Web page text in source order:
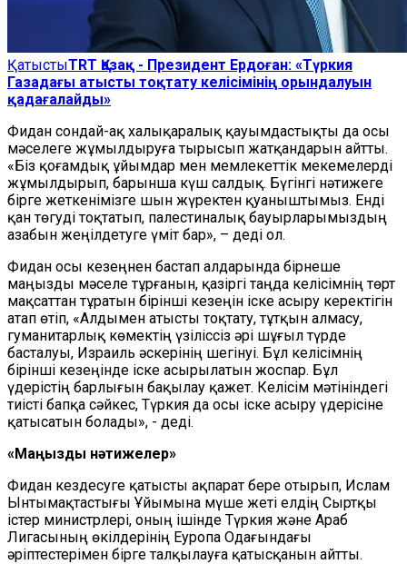
ҚатыстыTRT Қазақ - Президент Ердоған: «Түркия
Газадағы атысты тоқтату келісімінің орындалуын
қадағалайды»
Фидан сондай-ақ халықаралық қауымдастықты да осы
мәселеге жұмылдыруға тырысып жатқандарын айтты.
«Біз қоғамдық ұйымдар мен мемлекеттік мекемелерді
жұмылдырып, барынша күш салдық. Бүгінгі нәтижеге
бірге жеткенімізге шын жүректен қуаныштымыз. Енді
қан төгуді тоқтатып, палестиналық бауырларымыздың
азабын жеңілдетуге үміт бар», – деді ол.
Фидан осы кезеңнен бастап алдарында бірнеше
маңызды мәселе тұрғанын, қазіргі таңда келісімнің төрт
мақсаттан тұратын бірінші кезеңін іске асыру керектігін
атап өтіп, «Алдымен атысты тоқтату, тұтқын алмасу,
гуманитарлық көмектің үзіліссіз әрі шұғыл түрде
басталуы, Израиль әскерінің шегінуі. Бұл келісімнің
бірінші кезеңінде іске асырылатын жоспар. Бұл
үдерістің барлығын бақылау қажет. Келісім мәтініндегі
тиісті бапқа сәйкес, Түркия да осы іске асыру үдерісіне
қатысатын болады», - деді.
«Маңызды нәтижелер»
Фидан кездесуге қатысты ақпарат бере отырып, Ислам
Ынтымақтастығы Ұйымына мүше жеті елдің Сыртқы
істер министрлері, оның ішінде Түркия және Араб
Лигасының өкілдерінің Еуропа Одағындағы
әріптестерімен бірге талқылауға қатысқанын айтты.